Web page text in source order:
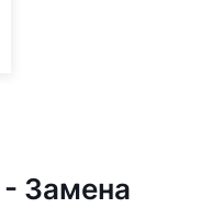
- Замена